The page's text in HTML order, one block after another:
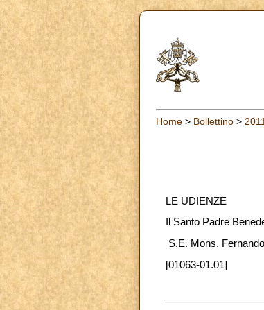
Home > Bollettino > 2011
LE UDIENZE
Il Santo Padre
S.E. Mons.
[01063-01.01]